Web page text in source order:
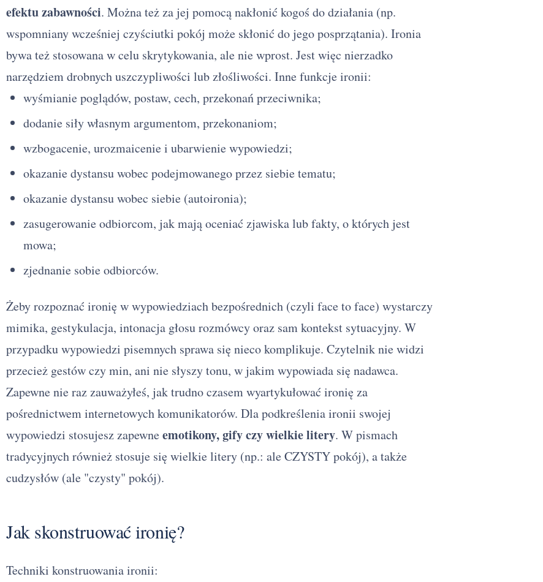
efektu zabawności. Można też za jej pomocą nakłonić kogoś do działania (np.
wspomniany wcześniej czyściutki pokój może skłonić do jego posprzątania). Ironia
bywa też stosowana w celu skrytykowania, ale nie wprost. Jest więc nierzadko
narzędziem drobnych uszczypliwości lub złośliwości. Inne funkcje ironii:
wyśmianie poglądów, postaw, cech, przekonań przeciwnika;
dodanie siły własnym argumentom, przekonaniom;
wzbogacenie, urozmaicenie i ubarwienie wypowiedzi;
okazanie dystansu wobec podejmowanego przez siebie tematu;
okazanie dystansu wobec siebie (autoironia);
zasugerowanie odbiorcom, jak mają oceniać zjawiska lub fakty, o których jest
mowa;
zjednanie sobie odbiorców.
Żeby rozpoznać ironię w wypowiedziach bezpośrednich (czyli face to face) wystarczy
mimika, gestykulacja, intonacja głosu rozmówcy oraz sam kontekst sytuacyjny. W
przypadku wypowiedzi pisemnych sprawa się nieco komplikuje. Czytelnik nie widzi
przecież gestów czy min, ani nie słyszy tonu, w jakim wypowiada się nadawca.
Zapewne nie raz zauważyłeś, jak trudno czasem wyartykułować ironię za
pośrednictwem internetowych komunikatorów. Dla podkreślenia ironii swojej
wypowiedzi stosujesz zapewneemotikony, gify czy wielkie litery. W pismach
tradycyjnych również stosuje się wielkie litery (np.: ale CZYSTY pokój), a także
cudzysłów (ale "czysty" pokój).
Jak skonstruować ironię?
Techniki konstruowania ironii: